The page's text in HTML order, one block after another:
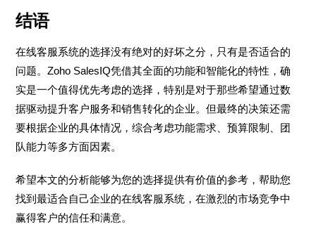
结语
在线客服系统的选择没有绝对的好坏之分，只有是否适合的
问题。Zoho SalesIQ凭借其全面的功能和智能化的特性，确
实是一个值得优先考虑的选择，特别是对于那些希望通过数
据驱动提升客户服务和销售转化的企业。但最终的决策还需
要根据企业的具体情况，综合考虑功能需求、预算限制、团
队能力等多方面因素。
希望本文的分析能够为您的选择提供有价值的参考，帮助您
找到最适合自己企业的在线客服系统，在激烈的市场竞争中
赢得客户的信任和满意。